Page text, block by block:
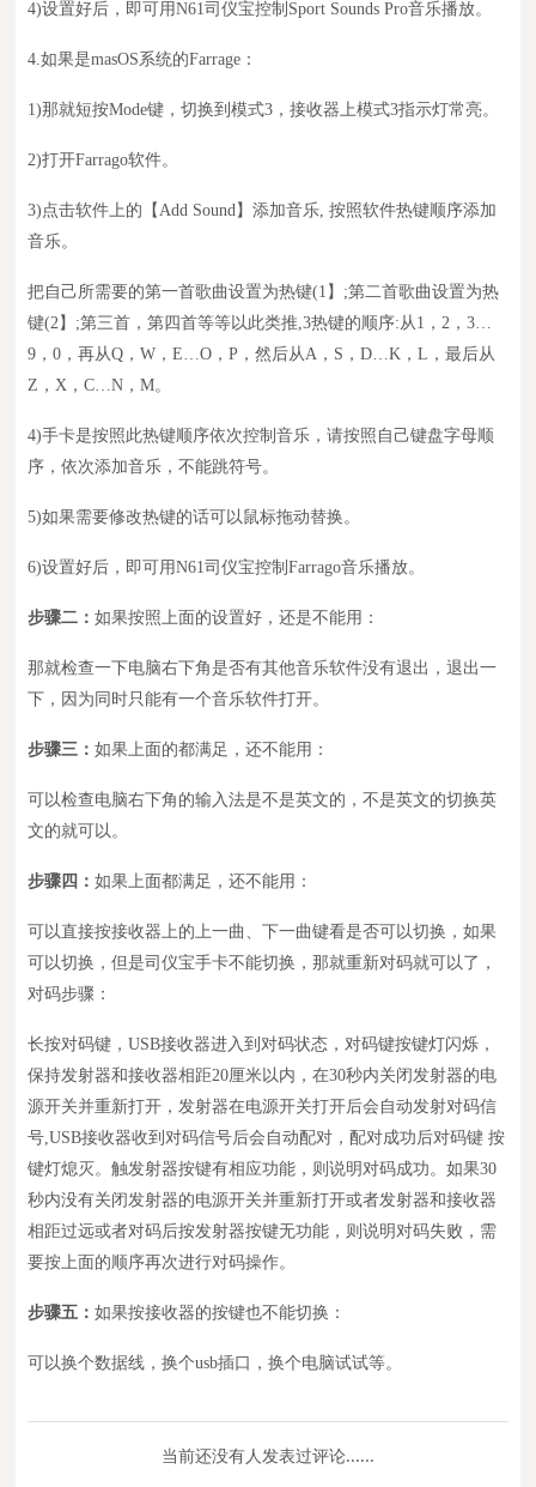
4)设置好后，即可用N61司仪宝控制Sport Sounds Pro音乐播放。
4.如果是masOS系统的Farrage ：
1)那就短按Mode键，切换到模式3，接收器上模式3指示灯常亮。
2)打开Farrago软件。
3) 点击软件上的【Add Sound】添加音乐, 按照软件热键顺序添加
音乐。
把自己所需要的第一首歌曲设置为热键(1】;第二首歌曲设置为热
键(2】;第三首，第四首等等以此类推,3热键的顺序:从1，2，3…
9，0 ，再从Q，W，E…O，P ，然后从A，S，D…K，L ，最后从
Z，X，C…N，M。
4)手卡是按照此热键顺序依次控制音乐，请按照 自己键盘字母顺
序 ，依次添加音乐，不能跳符号。
5)如果需要修改热键的话可以鼠标拖动替换。
6)设置好后，即可用N61司仪宝控制Farrago音乐播放。
步骤二：如果按照上面的设置好，还是不能用：
那就检查一下电脑右下角是否有其他音乐软件没有退出 ，退出一
下，因为同时只能有一个音乐软件打开。
步骤三：如果上面的都满足，还不能用：
可以检查电脑右下角的输入法是不是英文的，不是英文的切换英
文的就可以。
步骤四：如果上面都满足，还不能用：
可以直接按接收器上的上一曲 、下一曲键看是否可以切换，如果
可以切换 ，但是司仪宝手卡不能切换，那就重新对码就可以了，
对码步骤：
长按对码键，USB接收器进入到对码状态，对码键按键灯闪烁，
保持发射器和接收器相距20厘米以内，在30秒内关闭发射器的电
源开关并重新打开，发射器在电源开关打开后会自动发射对码信
号,USB接收器收到对码信号后会自动配对，配对成功后对码键 按
键灯熄灭。触发射器按键有相应功能，则说明对码成功。如果30
秒内没有关闭发射器的电源开关并重新打开或者发射器和接收器
相距过远或者对码后按发射器按键无功能，则说明对码失败，需
要按上面的顺序再次进行对码操作。
步骤五：如果按接收器的按键也不能切换 ：
可以换个数据线，换个usb插口，换个电脑试试等。
当前还没有人发表过评论......